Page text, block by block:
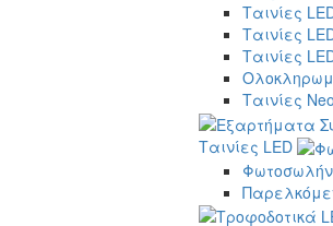
Ταινίες
Ταινίες
Ταινίες
Ταινίες
Ταινίες LED